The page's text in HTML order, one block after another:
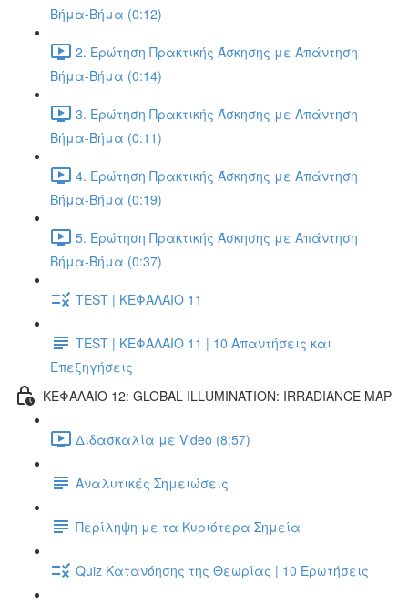
Βήμα-Βήμα (0:12)
2. Ερώτηση Πρακτικής Άσκησης με Απάντηση
Βήμα-Βήμα (0:14)
3. Ερώτηση Πρακτικής Άσκησης με Απάντηση
Βήμα-Βήμα (0:11)
4. Ερώτηση Πρακτικής Άσκησης με Απάντηση
Βήμα-Βήμα (0:19)
5. Ερώτηση Πρακτικής Άσκησης με Απάντηση
Βήμα-Βήμα (0:37)
TEST | ΚΕΦΑΛΑΙΟ 11
TEST | ΚΕΦΑΛΑΙΟ 11 | 10 Απαντήσεις και
Επεξηγήσεις
ΚΕΦΑΛΑΙΟ 12: GLOBAL ILLUMINATION: IRRADIANCE MAP
Διδασκαλία με Video (8:57)
Αναλυτικές Σημειώσεις
Περίληψη με τα Κυριότερα Σημεία
Quiz Κατανόησης της Θεωρίας | 10 Ερωτήσεις